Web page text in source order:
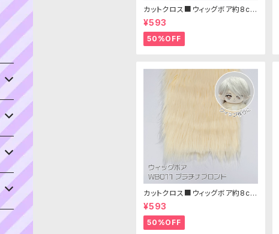
カットクロス■ウィッグボア約8cm
(オフホワイト)WB001 ボア生地 2
5cm × 45cm
¥593
50%OFF
カットクロス■ウィッグボア約8cm
(プラチナブロンド)WB011 ボア生
地 25cm × 45cm
¥593
50%OFF